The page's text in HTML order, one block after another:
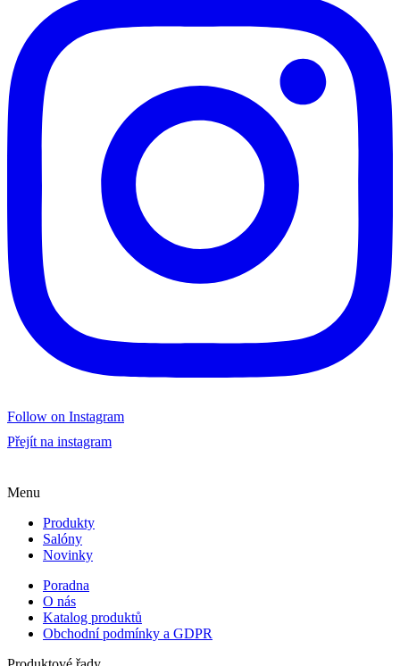
Follow on Instagram
Přejít na instagram
Menu
Produkty
Salóny
Novinky
Poradna
O nás
Katalog produktů
Obchodní podmínky a GDPR